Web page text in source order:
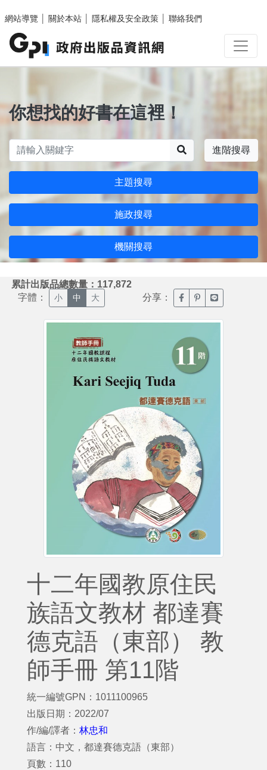
網站導覽
關於本站 隱私權及安全政策 聯絡我們
你想找的好書在這裡！
進階搜尋
主題搜尋
施政搜尋
機關搜尋
累計出版品總數量：117,872
字體： 小 中 大 分享： 臉書分享(另開新視窗)
噗浪分享(另開新
Line分享(另
十二年國教原住民
族語文教材 都達賽
德克語（東部） 教
師手冊 第11階
統一編號GPN：1011100965
出版日期：2022/07
作/編/譯者： 林忠和
語言：中文，都達賽德克語（東部）
頁數：110